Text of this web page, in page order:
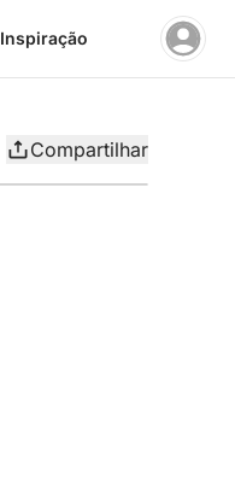
Inspiração
Compartilhar